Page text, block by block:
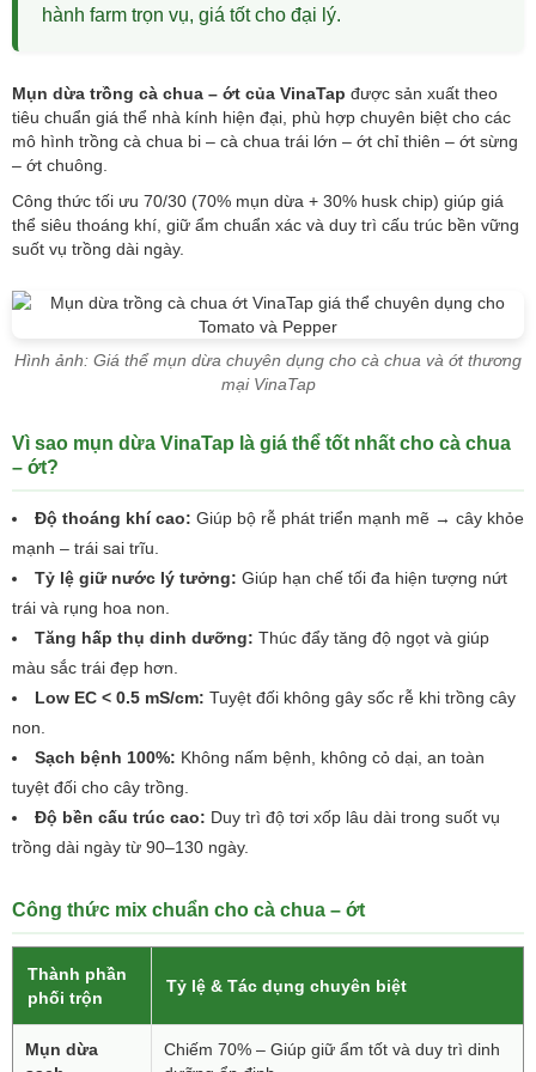
hành farm trọn vụ, giá tốt cho đại lý.
Mụn dừa trồng cà chua – ớt của VinaTap được sản xuất theo
tiêu chuẩn giá thể nhà kính hiện đại, phù hợp chuyên biệt cho các
mô hình trồng cà chua bi – cà chua trái lớn – ớt chỉ thiên – ớt sừng
– ớt chuông.
Công thức tối ưu 70/30 (70% mụn dừa + 30% husk chip) giúp giá
thể siêu thoáng khí, giữ ẩm chuẩn xác và duy trì cấu trúc bền vững
suốt vụ trồng dài ngày.
Hình ảnh: Giá thể mụn dừa chuyên dụng cho cà chua và ớt thương
mại VinaTap
Vì sao mụn dừa VinaTap là giá thể tốt nhất cho cà chua
– ớt?
Độ thoáng khí cao: Giúp bộ rễ phát triển mạnh mẽ → cây khỏe
mạnh – trái sai trĩu.
Tỷ lệ giữ nước lý tưởng: Giúp hạn chế tối đa hiện tượng nứt
trái và rụng hoa non.
Tăng hấp thụ dinh dưỡng: Thúc đẩy tăng độ ngọt và giúp
màu sắc trái đẹp hơn.
Low EC < 0.5 mS/cm: Tuyệt đối không gây sốc rễ khi trồng cây
non.
Sạch bệnh 100%: Không nấm bệnh, không cỏ dại, an toàn
tuyệt đối cho cây trồng.
Độ bền cấu trúc cao: Duy trì độ tơi xốp lâu dài trong suốt vụ
trồng dài ngày từ 90–130 ngày.
Công thức mix chuẩn cho cà chua – ớt
Thành phần
phối trộn
Tỷ lệ & Tác dụng chuyên biệt
Mụn dừa
Chiếm 70% – Giúp giữ ẩm tốt và duy trì dinh